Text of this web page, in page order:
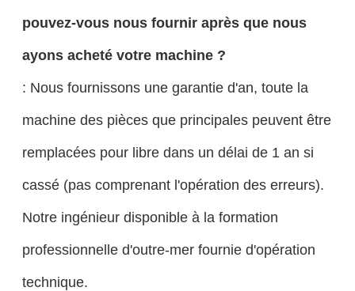
pouvez-vous nous fournir après que nous
ayons acheté votre machine ?
: Nous fournissons une garantie d'an, toute la
machine des pièces que principales peuvent être
remplacées pour libre dans un délai de 1 an si
cassé (pas comprenant l'opération des erreurs).
Notre ingénieur disponible à la formation
professionnelle d'outre-mer fournie d'opération
technique.